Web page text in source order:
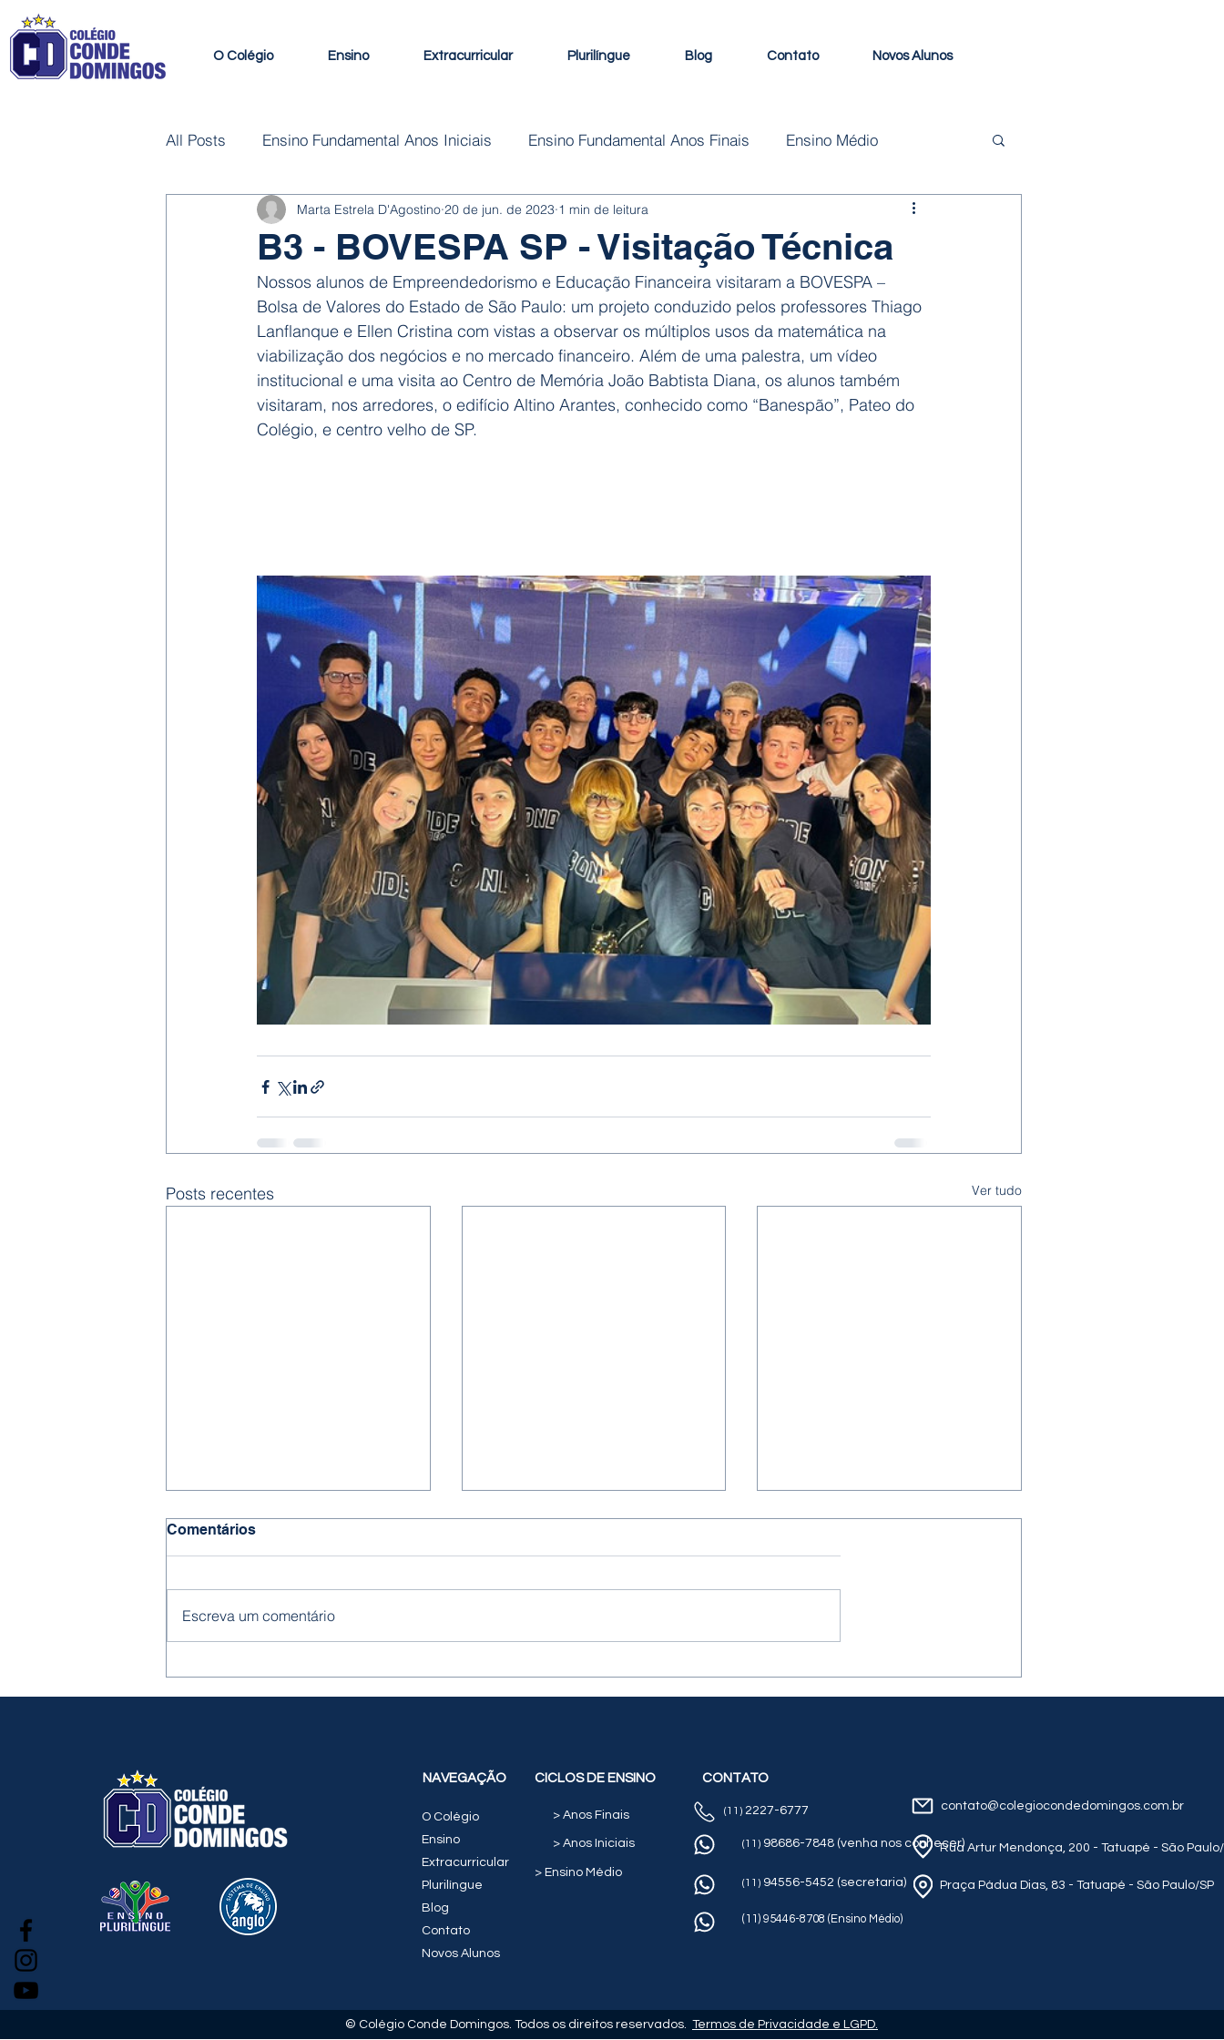
O Colégio Ensino Extracurricular Plurilíngue Blog Contato Novos Alunos
All Posts Ensino Fundamental Anos Iniciais Ensino Fundamental Anos Finais Ensino Médio
Habilidades e Cursos Livres Programa Plurilíngue
B3 - BOVESPA SP - Visitação Técnica
Marta Estrela D'Agostino 20 de jun. de 2023 1 min de leitura
Nossos alunos de Empreendedorismo e Educação Financeira visitaram a BOVESPA –
Bolsa de Valores do Estado de São Paulo: um projeto conduzido pelos professores Thiago
Lanflanque e Ellen Cristina com vistas a observar os múltiplos usos da matemática na
viabilização dos negócios e no mercado financeiro. Além de uma palestra, um vídeo
institucional e uma visita ao Centro de Memória João Babtista Diana, os alunos também
visitaram, nos arredores, o edifício Altino Arantes, conhecido como “Banespão”, Pateo do
Colégio, e centro velho de SP.
Posts recentes Ver tudo
Comentários
Escreva um comentário
NAVEGAÇÃO
O Colégio
Ensino
Extracurricular
Plurilíngue
Blog
Contato
Novos Alunos
CICLOS DE ENSINO CONTATO
(11)2227-6777
> Ensino Médio
contato@colegiocondedomingos.com.br
Rua Artur Mendonça, 200 - Tatuapé - São Paulo/
Praça Pádua Dias, 83 - Tatuapé - São Paulo/SP
© Colégio Conde Domingos. Todos os direitos reservados. Termos de Privacidade e LGPD.
> Anos Finais
> Anos Iniciais (11) 98686-7848 (venha nos conhecer)
(11) 94556-5452 (secretaria)
(11) 95446-8708 (Ensino Médio)